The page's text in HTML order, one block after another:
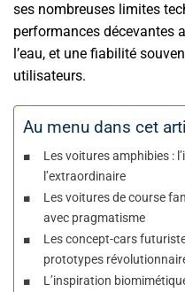
ses nombreuses limites
performances décevantes
l’eau, et une fiabilité
utilisateurs.
Au menu dans cet
Les voitures amphibies :
l’extraordinaire
Les voitures de course
avec pragmatisme
Les concept-cars
prototypes
L’inspiration